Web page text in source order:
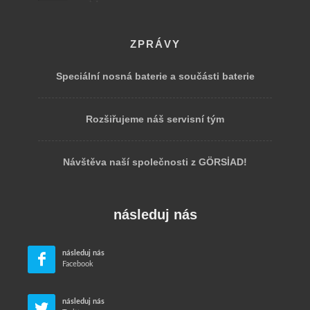
košový systém se kterým
Technický vývoj s ohledem na zvyšující se
povrchové vlastnosti obrobků přispěly k tomu, že
modulární systémy nosičů obrobků, které
ZPRÁVY
Speciální nosná baterie a součásti baterie
Rozšiřujeme náš servisní tým
Návštěva naší společnosti z GÖRSİAD!
následuj nás
následuj nás
Facebook
následuj nás